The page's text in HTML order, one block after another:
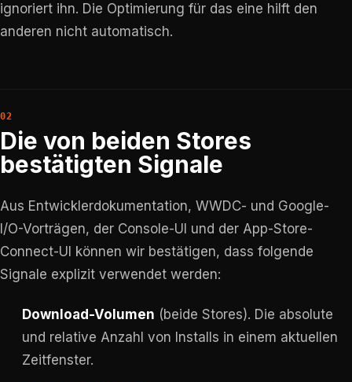
ignoriert ihn. Die Optimierung für das eine hilft den
anderen nicht automatisch.
Die von beiden Stores
bestätigten Signale
Aus Entwicklerdokumentation, WWDC- und Google-
I/O-Vorträgen, der Console-UI und der App-Store-
Connect-UI können wir bestätigen, dass folgende
Signale explizit verwendet werden:
Download-Volumen (beide Stores). Die absolute
und relative Anzahl von Installs in einem aktuellen
Zeitfenster.